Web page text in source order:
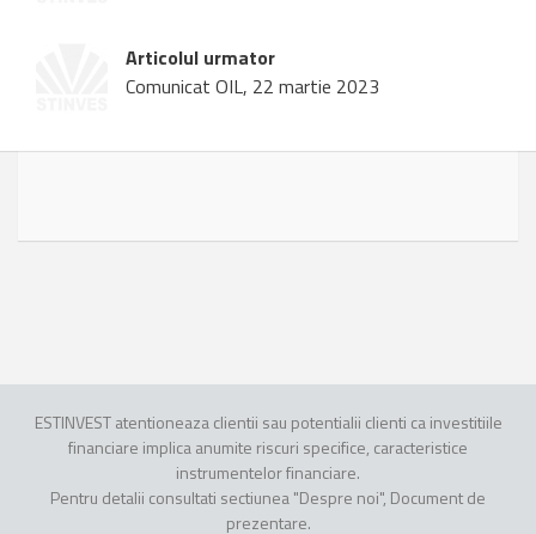
Articolul urmator
Comunicat OIL, 22 martie 2023
ESTINVEST atentioneaza clientii sau potentialii clienti ca investitiile
financiare implica anumite riscuri specifice, caracteristice
instrumentelor financiare.
Pentru detalii consultati sectiunea "Despre noi", Document de
prezentare.